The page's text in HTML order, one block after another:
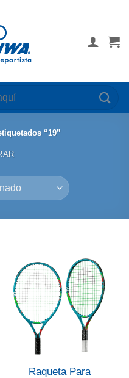
“19”
Raqueta Para